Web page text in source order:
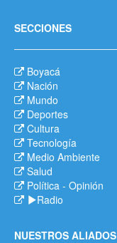
SECCIONES
Boyacá
Nación
Mundo
Deportes
Cultura
Tecnología
Medio Ambiente
Salud
Política - Opinión
Radio
NUESTROS ALIADOS